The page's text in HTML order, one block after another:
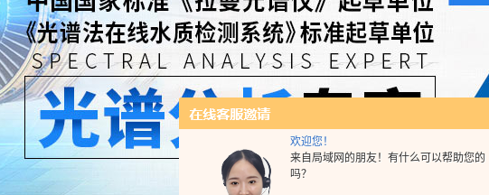
欢迎您！
来自局域网的朋友！有什么可以帮助您的
吗？